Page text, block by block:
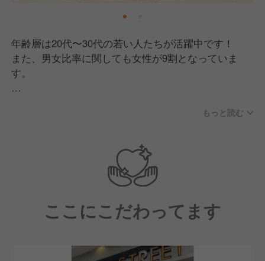
年齢層は20代〜30代の若い人たちが活躍中です！
また、男女比率に関しても女性が9割となっていま
す。
【職場の風土について】
仕事をする中で大切にしているのは、「人として成長
そして成長する中で大切にすることは以下の5つにな
ります。
お客様ファーストで、元気で明るく、思いやりや清潔
もっと読む
ここにこだわってます